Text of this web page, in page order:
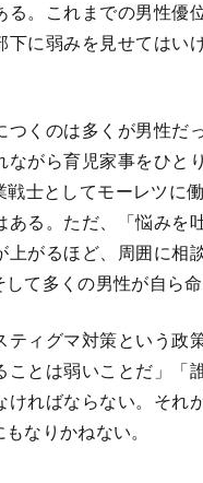
。これまでの男性優
に弱みを見せてはい
くのは多くが男性だ
がら育児家事をひと
士としてモーレツに
る。ただ、「悩みを
がるほど、周囲に相
て多くの男性が自ら命
ィグマ対策という政
とは弱いことだ」「
ればならない。それ
なりかねない。